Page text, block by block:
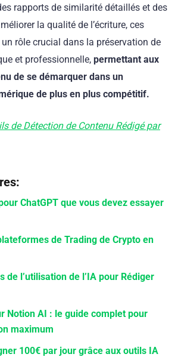
rapports de similarité détaillés et des
la qualité de l’écriture, ces
rôle crucial dans la préservation de
et professionnelle, permettant aux
de se démarquer dans un
de plus en plus compétitif.
de Détection de Contenu Rédigé par
ChatGPT que vous devez essayer
de Trading de Crypto en
de l’utilisation de l’IA pour Rédiger
Notion AI : le guide complet pour
maximum
100€ par jour grâce aux outils IA